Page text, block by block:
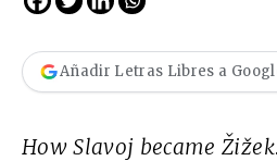
Añadir Letras Libres a
How Slavoj became Žižek.